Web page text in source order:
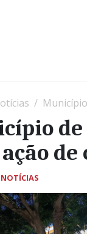
de
NOTÍCIAS